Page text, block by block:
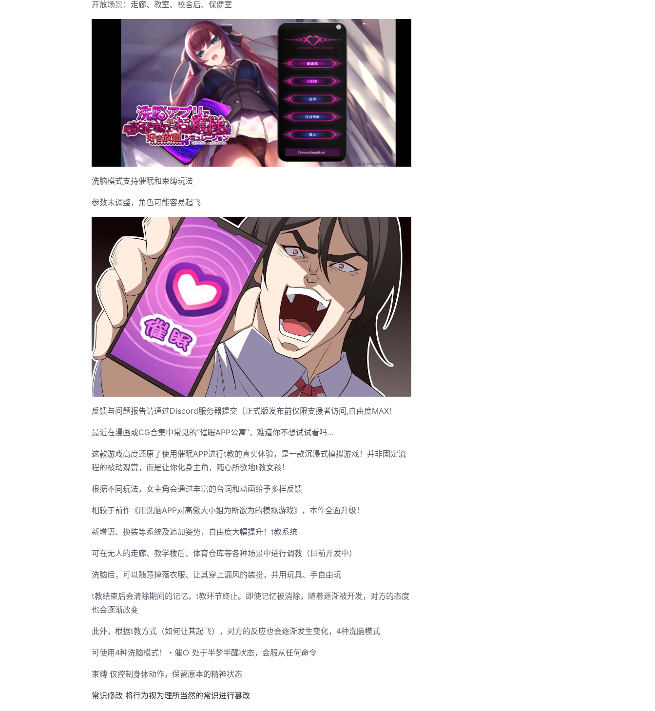
开放场景：走廊、教室、校舍后、保健室
洗脑模式支持催眠和束缚玩法
参数未调整，角色可能容易起飞
反馈与问题报告请通过Discord服务器提交（正式版发布前仅限支援者访问,自由度MAX！
最近在漫画或CG合集中常见的“催眠APP公寓”，难道你不想试试看吗…
这款游戏高度还原了使用催眠APP进行t教的真实体验，是一款沉浸式模拟游戏！并非固定流
程的被动观赏，而是让你化身主角，随心所欲地t教女孩！
根据不同玩法，女主角会通过丰富的台词和动画给予多样反馈
相较于前作《用洗脑APP对高傲大小姐为所欲为的模拟游戏》，本作全面升级！
新增语、换装等系统及追加姿势，自由度大幅提升！t教系统
可在无人的走廊、教学楼后、体育仓库等各种场景中进行调教（目前开发中）
洗脑后，可以随意掉落衣服、让其穿上漏风的装扮，并用玩具、手自由玩
t教结束后会清除期间的记忆，t教环节终止。即使记忆被消除，随着逐渐被开发，对方的态度
也会逐渐改变
此外，根据t教方式（如何让其起飞），对方的反应也会逐渐发生变化，4种洗脑模式
可使用4种洗脑模式！・催○ 处于半梦半醒状态，会服从任何命令
束缚 仅控制身体动作，保留原本的精神状态
常识修改 将行为视为理所当然的常识进行篡改